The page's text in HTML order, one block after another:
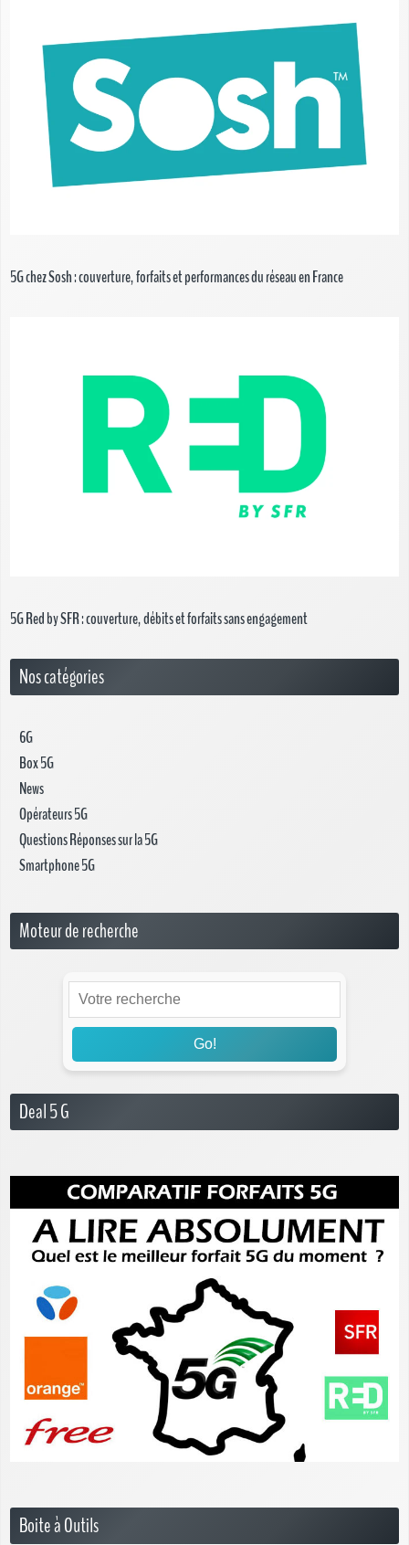
5G chez Sosh : couverture, forfaits et performances du réseau en France
5G Red by SFR : couverture, débits et forfaits sans engagement
Nos catégories
6G
Box 5G
News
Opérateurs 5G
Questions Réponses sur la 5G
Smartphone 5G
Moteur de recherche
Go!
Deal 5 G
Boite à Outils